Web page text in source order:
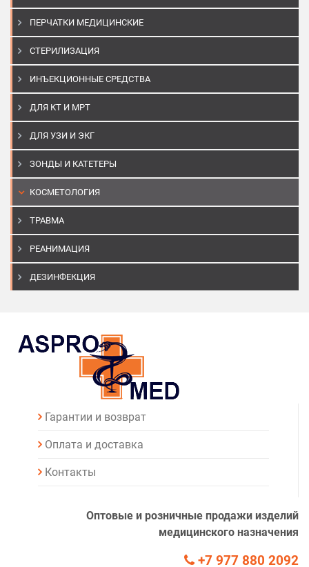
ПЕРЧАТКИ МЕДИЦИНСКИЕ
СТЕРИЛИЗАЦИЯ
ИНЪЕКЦИОННЫЕ СРЕДСТВА
ДЛЯ КТ И МРТ
ДЛЯ УЗИ И ЭКГ
ЗОНДЫ И КАТЕТЕРЫ
КОСМЕТОЛОГИЯ
ТРАВМА
РЕАНИМАЦИЯ
ДЕЗИНФЕКЦИЯ
Гарантии и возврат
Оплата и доставка
Контакты
Оптовые и розничные продажи изделий
медицинского назначения
+7 977 880 2092